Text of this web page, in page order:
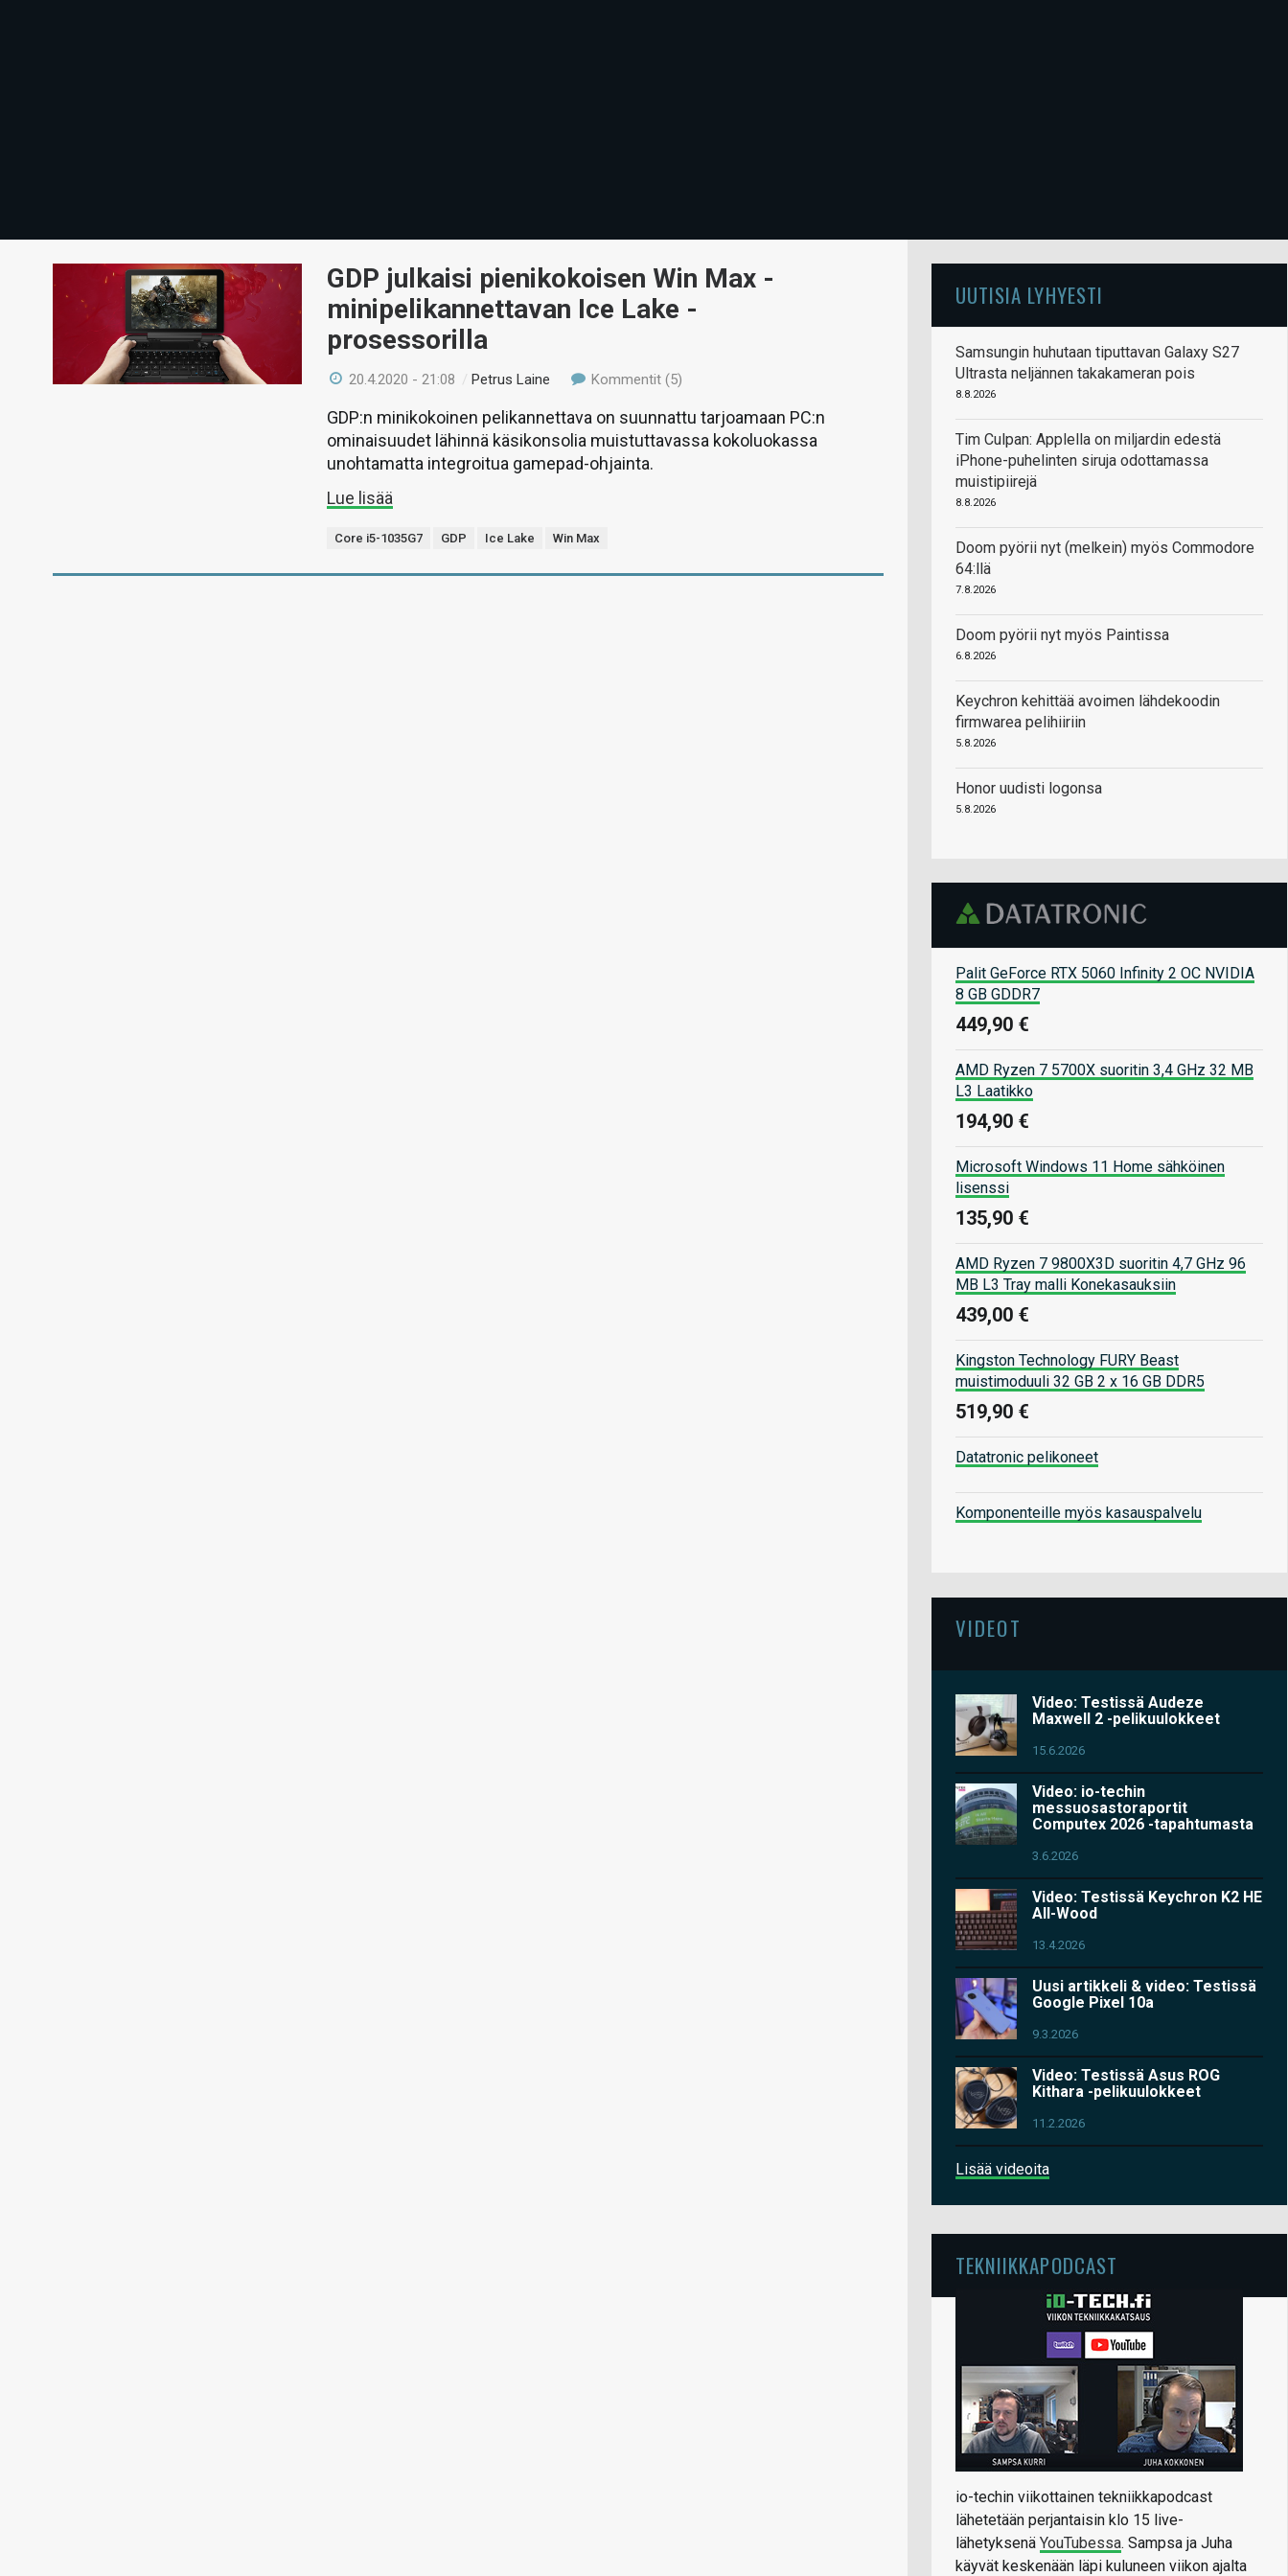
GDP julkaisi pienikokoisen Win Max -
minipelikannettavan Ice Lake -
prosessorilla
20.4.2020 - 21:08 /Petrus Laine Kommentit (5)
GDP:n minikokoinen pelikannettava on suunnattu tarjoamaan PC:n
ominaisuudet lähinnä käsikonsolia muistuttavassa kokoluokassa
unohtamatta integroitua gamepad-ohjainta.
Lue lisää
Core i5-1035G7 GDP Ice Lake Win Max
UUTISIA LYHYESTI
Samsungin huhutaan tiputtavan Galaxy S27
Ultrasta neljännen takakameran pois
8.8.2026
Tim Culpan: Applella on miljardin edestä
iPhone-puhelinten siruja odottamassa
muistipiirejä
8.8.2026
Doom pyörii nyt (melkein) myös Commodore
64:llä
7.8.2026
Doom pyörii nyt myös Paintissa
6.8.2026
Keychron kehittää avoimen lähdekoodin
firmwarea pelihiiriin
5.8.2026
Honor uudisti logonsa
5.8.2026
Palit GeForce RTX 5060 Infinity 2 OC NVIDIA
8 GB GDDR7
449,90 €
AMD Ryzen 7 5700X suoritin 3,4 GHz 32 MB
L3 Laatikko
194,90 €
Microsoft Windows 11 Home sähköinen
lisenssi
135,90 €
AMD Ryzen 7 9800X3D suoritin 4,7 GHz 96
MB L3 Tray malli Konekasauksiin
439,00 €
Kingston Technology FURY Beast
muistimoduuli 32 GB 2 x 16 GB DDR5
519,90 €
Datatronic pelikoneet
Komponenteille myös kasauspalvelu
VIDEOT
Video: Testissä Audeze
Maxwell 2 -pelikuulokkeet
15.6.2026
Video: io-techin
messuosastoraportit
Computex 2026 -tapahtumasta
3.6.2026
Video: Testissä Keychron K2 HE
All-Wood
13.4.2026
Uusi artikkeli & video: Testissä
Google Pixel 10a
9.3.2026
Video: Testissä Asus ROG
Kithara -pelikuulokkeet
11.2.2026
Lisää videoita
TEKNIIKKAPODCAST
io-techin viikottainen tekniikkapodcast
lähetetään perjantaisin klo 15 live-
lähetyksenä YouTubessa. Sampsa ja Juha
käyvät keskenään läpi kuluneen viikon ajalta